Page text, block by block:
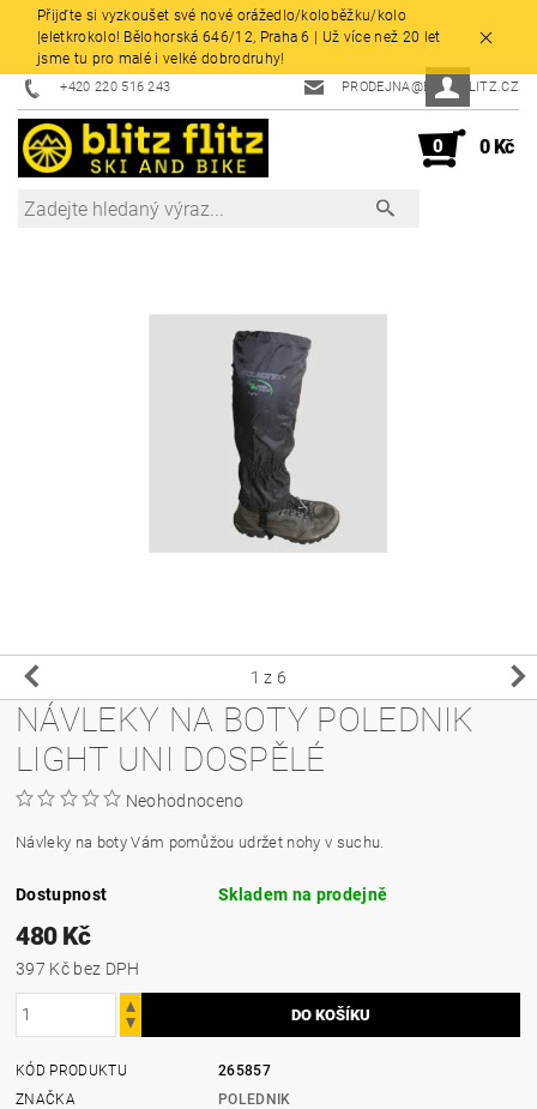
Přijďte si vyzkoušet své nové orážedlo/koloběžku/kolo
|eletkrokolo! Bělohorská 646/12, Praha 6 | Už více než 20 let
jsme tu pro malé i velké dobrodruhy!
+420 220 516 243 PRODEJNA@BLITZFLITZ.CZ
0 0 Kč
1 z 6
NÁVLEKY NA BOTY POLEDNIK
LIGHT UNI DOSPĚLÉ
Neohodnoceno
Návleky na boty Vám pomůžou udržet nohy v suchu.
Dostupnost Skladem na prodejně
480 Kč
397 Kč bez DPH
KÓD PRODUKTU
265857
ZNAČKA
POLEDNIK